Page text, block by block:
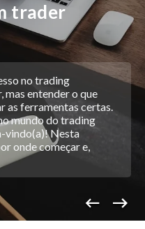
trader
no trading
entender o que
as ferramentas certas.
mundo do trading
vindo(a)! Nesta
onde começar e,